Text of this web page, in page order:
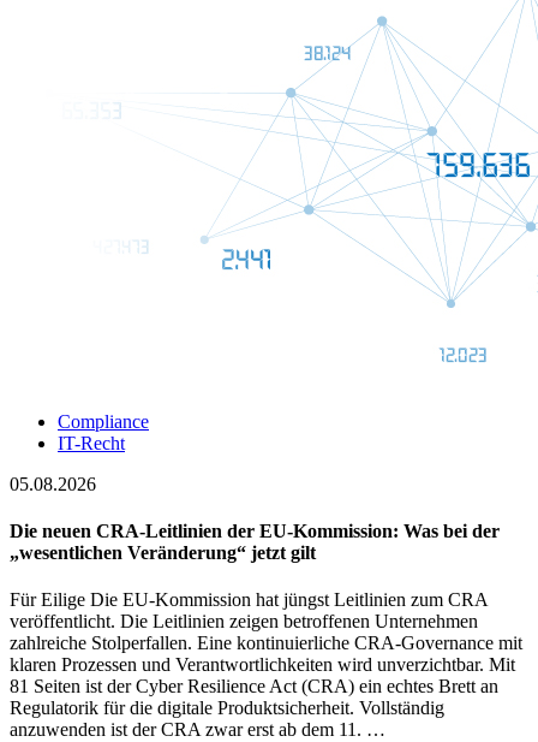
Compliance
IT-Recht
05.08.2026
Die neuen CRA-Leitlinien der EU-Kommission: Was bei der
„wesentlichen Veränderung“ jetzt gilt
Für Eilige Die EU-Kommission hat jüngst Leitlinien zum CRA
veröffentlicht. Die Leitlinien zeigen betroffenen Unternehmen
zahlreiche Stolperfallen. Eine kontinuierliche CRA-Governance mit
klaren Prozessen und Verantwortlichkeiten wird unverzichtbar. Mit
81 Seiten ist der Cyber Resilience Act (CRA) ein echtes Brett an
Regulatorik für die digitale Produktsicherheit. Vollständig
anzuwenden ist der CRA zwar erst ab dem 11. …